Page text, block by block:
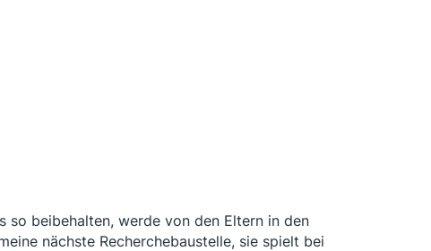
so beibehalten, werde von den Eltern in den
nächste Recherchebaustelle, sie spielt bei